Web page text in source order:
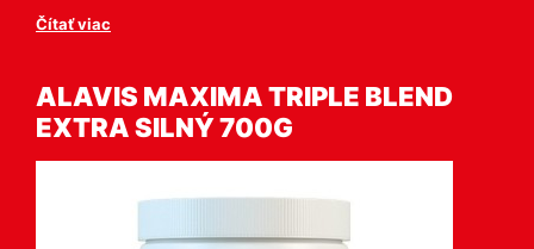
Čítať viac
ALAVIS MAXIMA TRIPLE BLEND
EXTRA SILNÝ 700G